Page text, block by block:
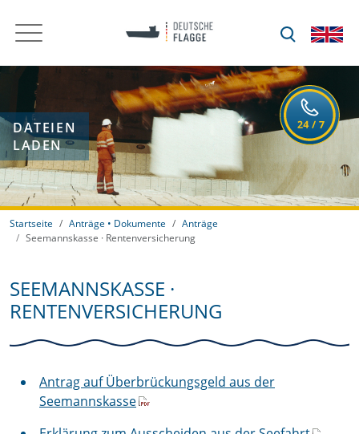
DATEIEN
LADEN
Startseite Anträge • Dokumente
Anträge
Seemannskasse · Rentenversicherung
SEEMANNSKASSE ·
RENTENVERSICHERUNG
Antrag auf Überbrückungsgeld aus der
Seemannskasse